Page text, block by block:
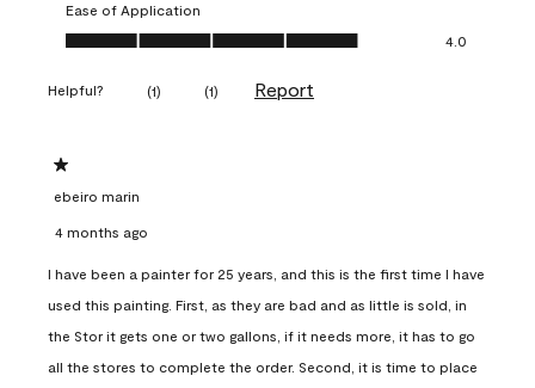
Ease of Application
Ease of Application, 4.0 out of 5
4.0
Helpful? (1) (1) Report
1 out of 5 stars.
ebeiro marin
4 months ago
I have been a painter for 25 years, and this is the first time I have
used this painting. First, as they are bad and as little is sold, in
the Stor it gets one or two gallons, if it needs more, it has to go
all the stores to complete the order. Second, it is time to place